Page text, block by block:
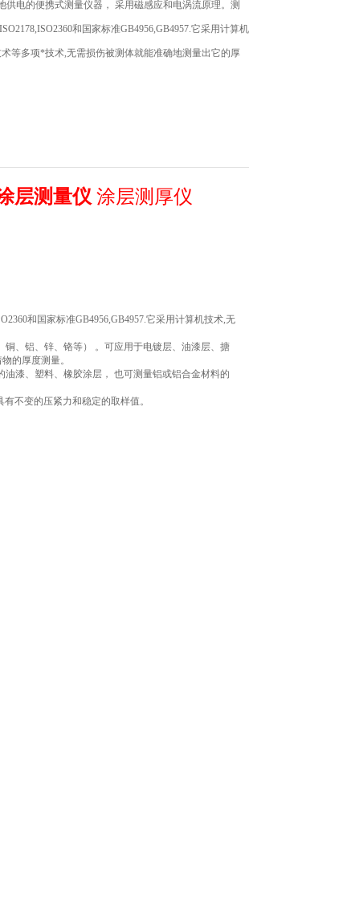
供电的便携式测量仪器， 采用磁感应和电涡流原理。测
和国家标准GB4956,GB4957.它采用计算机
等多项*技术,无需损伤被测体就能准确地测量出它的厚
层测量仪 涂层测厚仪
和国家标准GB4956,GB4957.它采用计算机技术,无
、铝、锌、铬等） 。可应用于电镀层、油漆层、搪
的厚度测量。
漆、塑料、橡胶涂层， 也可测量铝或铝合金材料的
不变的压紧力和稳定的取样值。